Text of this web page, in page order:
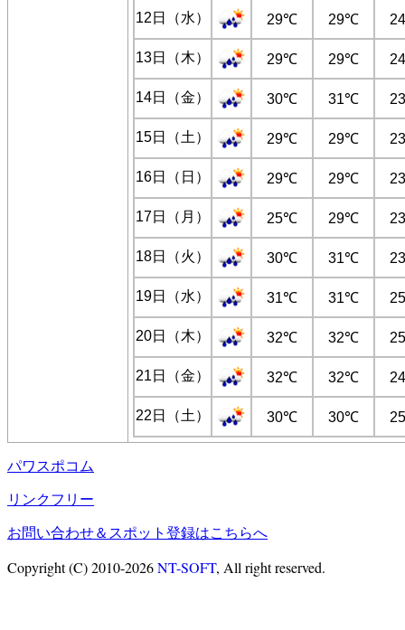
12日（水） 29℃ 29℃
13日（木） 29℃ 29℃
14日（金） 30℃ 31℃
15日（土） 29℃ 29℃
16日（日） 29℃ 29℃
17日（月） 25℃ 29℃
18日（火） 30℃ 31℃
19日（水） 31℃ 31℃
20日（木） 32℃ 32℃
21日（金） 32℃ 32℃
22日（土） 30℃ 30℃
パワスポコム
リンクフリー
お問い合わせ＆スポット登録はこちらへ
Copyright (C) 2010-2026NT-SOFT, All right reserved.